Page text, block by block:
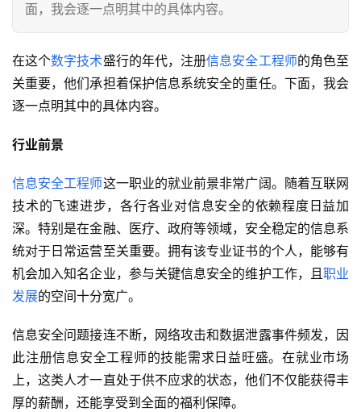
面，我会逐一点明其中的具体内容。
在这个数字技术盛行的年代，注册信息安全工程师的角色至
关重要，他们承担着保护信息系统安全的重任。下面，我会
逐一点明其中的具体内容。
行业前景
信息安全工程师这一职业的就业前景非常广阔。随着互联网
技术的飞速进步，各行各业对信息安全的依赖程度日益加
深。特别是在金融、医疗、政府等领域，安全稳定的信息系
统对于日常运营至关重要。拥有该专业证书的个人，能够有
机会加入知名企业，参与关键信息安全的维护工作，且职业
发展的空间十分宽广。
信息安全问题接连不断，网络攻击和数据泄露事件频发，因
此注册信息安全工程师的技能需求日益旺盛。在就业市场
上，这类人才一直处于供不应求的状态，他们不仅能获得丰
厚的薪酬，还能享受到全面的福利保障。